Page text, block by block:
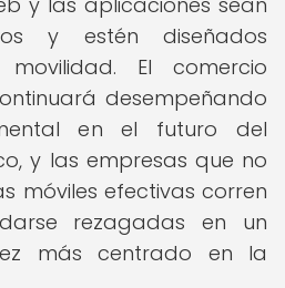
y estén diseñados
El comercio
desempeñando
en el futuro del
y las empresas que no
móviles efectivas corren
rezagadas en un
más centrado en la